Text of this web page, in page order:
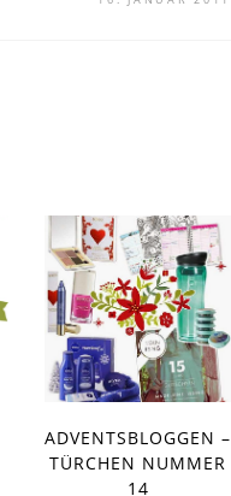
ADVENTSBLOGGEN –
TÜRCHEN NUMMER
14